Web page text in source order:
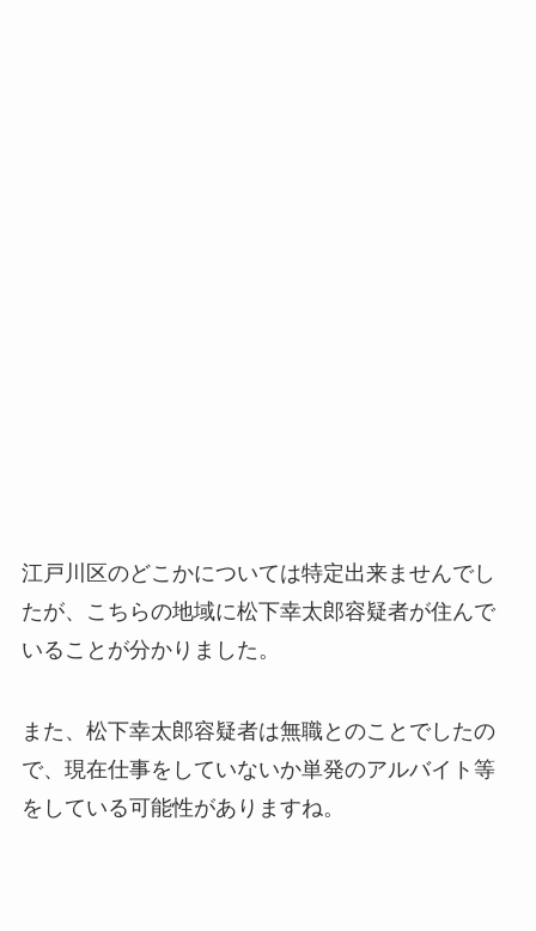
江戸川区のどこかについては特定出来ませんでし
たが、こちらの地域に松下幸太郎容疑者が住んで
いることが分かりました。
また、松下幸太郎容疑者は無職とのことでしたの
で、現在仕事をしていないか単発のアルバイト等
をしている可能性がありますね。